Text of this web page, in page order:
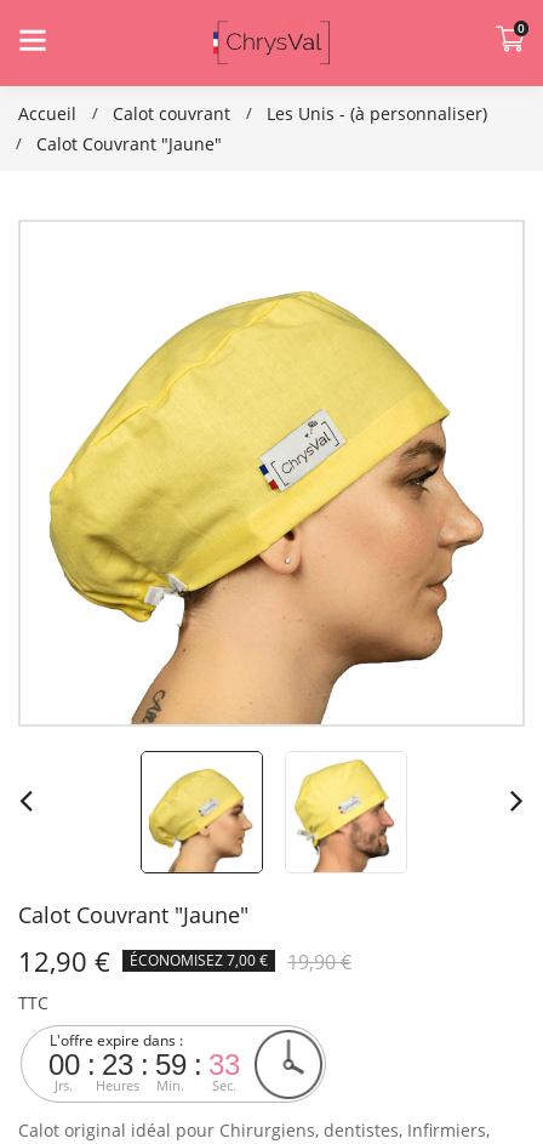
0
Accueil Calot couvrant
Les Unis - (à personnaliser)
Calot Couvrant "Jaune"
Calot Couvrant "Jaune"
12,90 € ÉCONOMISEZ 7,00 € 19,90 €
TTC
L'offre expire dans :
00
Jrs.
23
Heures
59
Min.
32
Sec.
Calot original idéal pour Chirurgiens, dentistes, Infirmiers,